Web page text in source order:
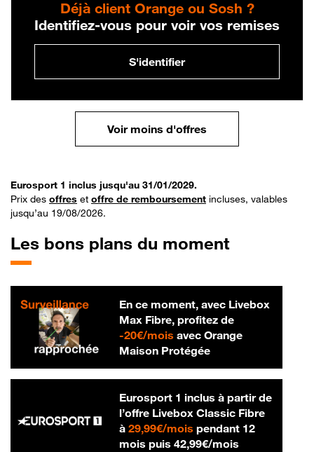
Déjà client Orange ou Sosh ?
Identifiez-vous pour voir vos remises
S'identifier
Voir moins d'offres
Eurosport 1 inclus jusqu'au 31/01/2029.
Prix des offres et offre de remboursement incluses, valables
jusqu’au 19/08/2026.
Les bons plans du moment
En ce moment, avec Livebox
Max Fibre, profitez de
-20€/mois20 € par mois
avec Orange
Maison Protégée
Eurosport 1 inclus à partir de
l’offre Livebox Classic Fibre
à 29,99€/mois29,99 € par mois
pendant 12
mois puis 42,99€/mois42,99 € par